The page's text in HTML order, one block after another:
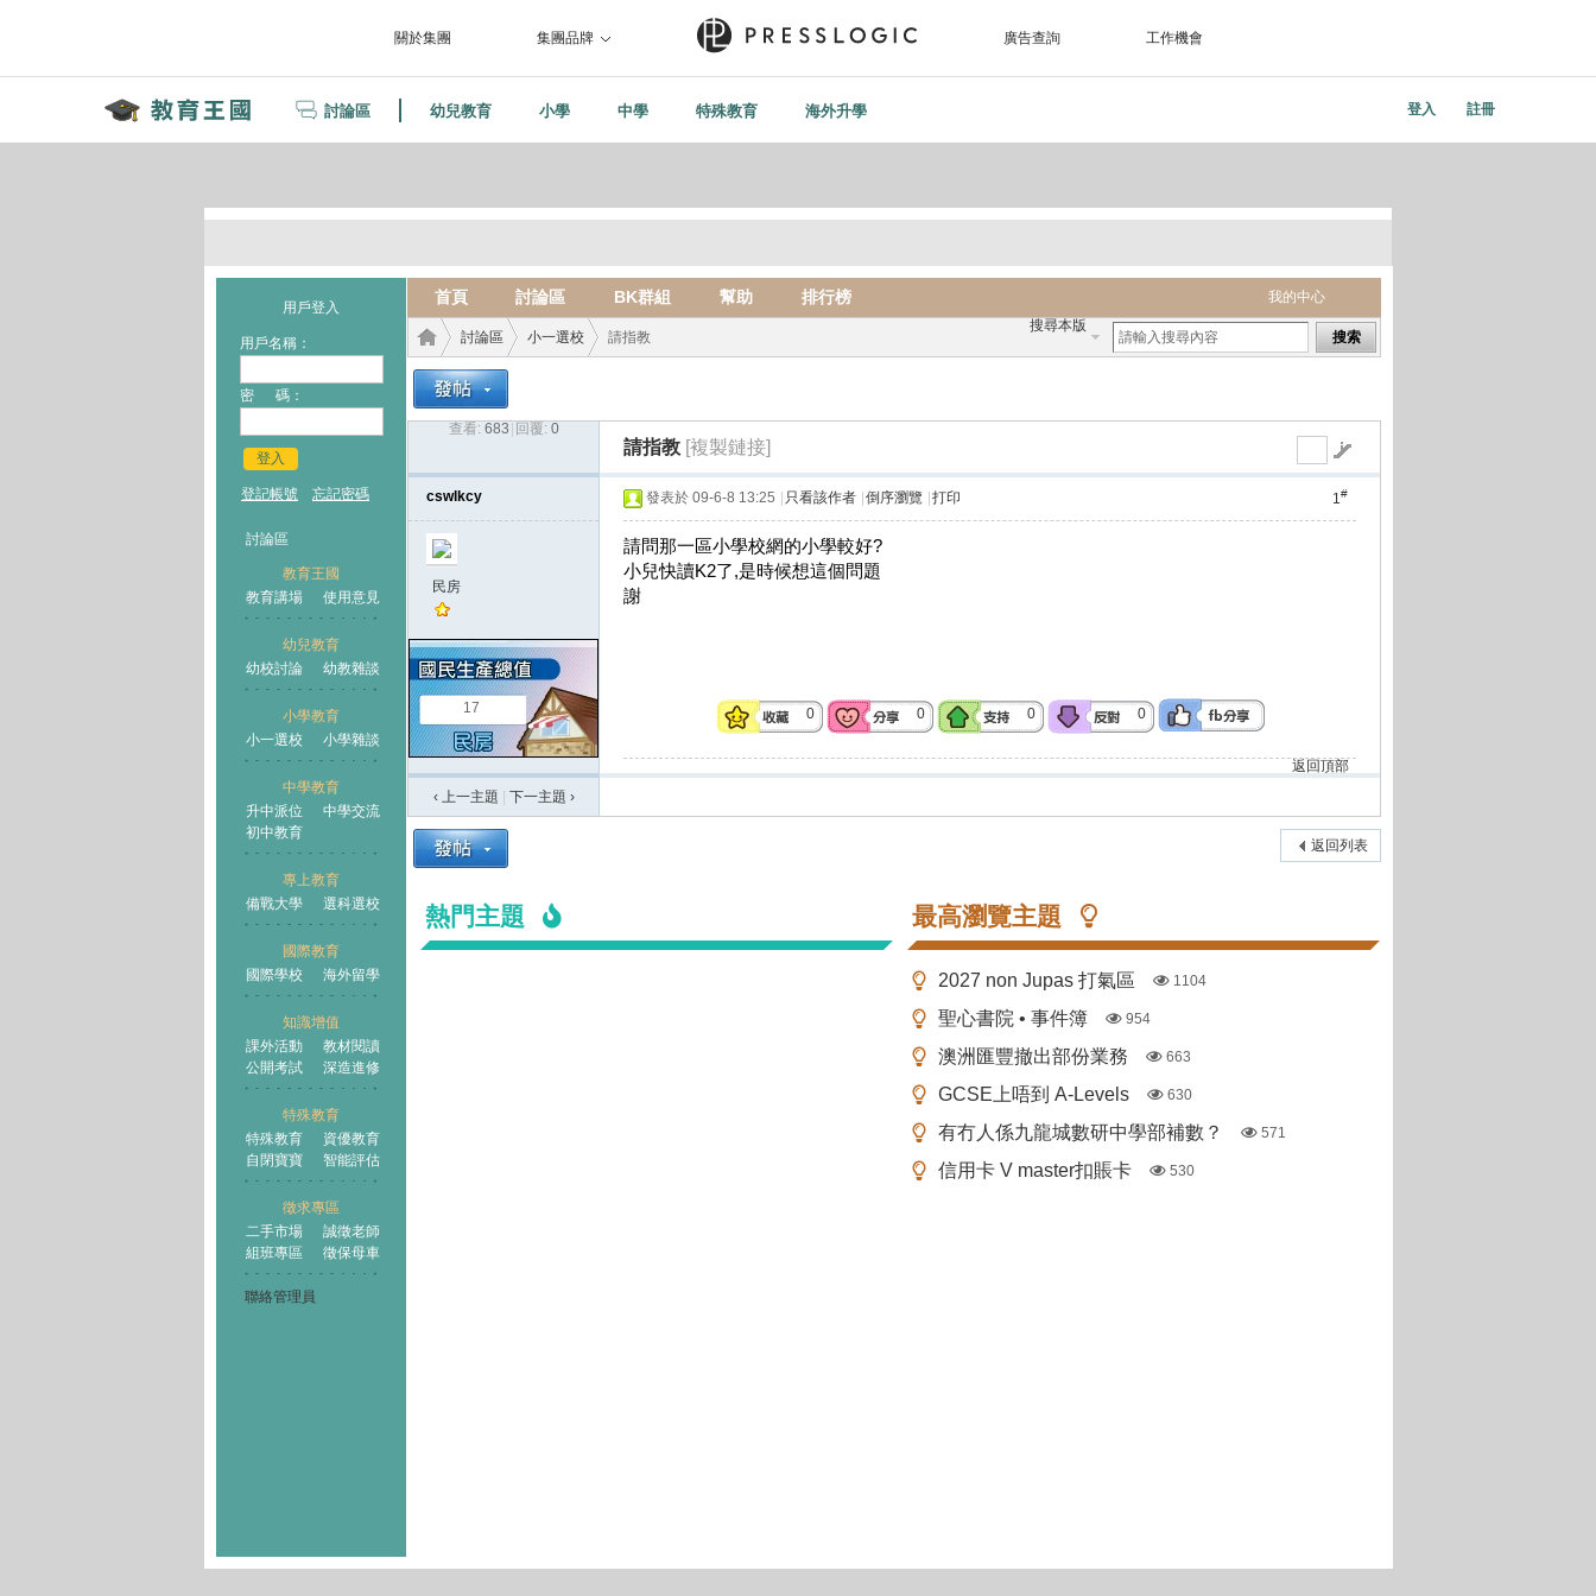
關於集團 集團品牌 廣告查詢 工作機會
討論區 幼兒教育 小學 中學 特殊教育 海外升學 登入 註冊
用戶登入
用戶名稱：
密 碼：
登入
登記帳號 忘記密碼
討論區
教育王國
教育講場
使用意見
幼兒教育
幼校討論
幼教雜談
小學教育
小一選校
小學雜談
中學教育
升中派位
中學交流
初中教育
專上教育
備戰大學
選科選校
國際教育
國際學校
海外留學
知識增值
課外活動
教材閱讀
公開考試
深造進修
特殊教育
特殊教育
資優教育
自閉寶寶
智能評估
徵求專區
二手市場
誠徵老師
組班專區
徵保母車
聯絡管理員
我的中心
首頁 討論區 BK群組 幫助 排行榜
搜尋本版
搜索
王國
討論區
›
小一選校 請指教
查看: 683 回覆: 0
請指教 [複製鏈接]
cswlkcy
民房
17
1#
發表於 09-6-8 13:25 只看該作者 倒序瀏覽 打印
請問那一區小學校網的小學較好?
小兒快讀K2了,是時候想這個問題
謝
0 0 0 0
返回頂部
‹ 上一主題
下一主題 ›
返回列表
熱門主題 最高瀏覽主題
2027 non Jupas 打氣區 1104
聖心書院 • 事件簿 954
澳洲匯豐撤出部份業務 663
GCSE上唔到 A-Levels 630
有冇人係九龍城數研中學部補數？ 571
信用卡 V master扣賬卡 530